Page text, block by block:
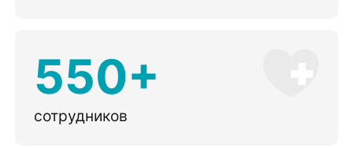
550+
сотрудников